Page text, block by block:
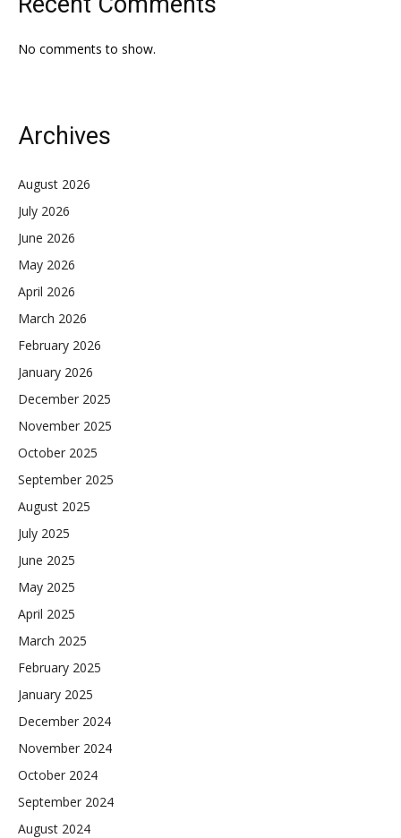
No comments to show.
Archives
August 2026
July 2026
June 2026
May 2026
April 2026
March 2026
February 2026
January 2026
December 2025
November 2025
October 2025
September 2025
August 2025
July 2025
June 2025
May 2025
April 2025
March 2025
February 2025
January 2025
December 2024
November 2024
October 2024
September 2024
August 2024